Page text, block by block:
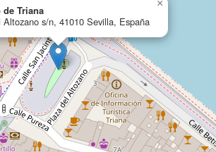
de Triana
Altozano s/n, 41010 Sevilla, España
×